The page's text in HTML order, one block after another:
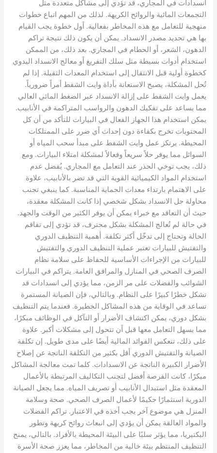
انسدادات في المجاري، قد تؤدي إلى مشاكل متعددة مثل
التجمعات المائية والروائح الكريهة. لذلك من المهم اتباع خطوات
منهجية للتعامل مع هذه المخاطر بفعالية. أول خطوة يجب القيام
بها هي تحديد مصدر الانسداد. يمكن أن يكون ذلك نتيجة تراكم
الدهون، الشعر، أو الحطام في المجاري. بعد ذلك، من الممكن
استخدام أدوات بسيطة مثل سلك التفريغ أو معالج الانسداد اليدوي
كخطوة أولية قبل الانتقال إلى استخدام المعدات الثقيلة. إذا لم
تُحل المشكلة، يصبح الاستعانة بأداة وايت الشفط أمراً ضرورياً.
يعمل وايت الشفط على إزالة الانسداد عبر الضغط المائي العالي
مما يساعد على تفكيك الدهون والرواسب المتراكمة في الأنابيب.
يمكن استخدام هذا الجهاز الفعال في البيارات للتأكد من أن كل
المحتويات تخرج بكفاءة دون إحداث أي ضرر على الممتلكات
المحيطة. يرتكز عمل وايت الشفط على مبدأ سحب المياه أو
السوائل مما يوفر حلاً سريعاً وفعالاً لمشكلة امتلاء البيارات. ومع
ذلك، يجب توخي الحذر عند التعامل مع المجاري. يُفضل عدم
استخدام المواد الكيميائية القوية التي قد تضر بالأنابيب، علاوة
على الاهتمام بارتداء معدات الحماية المناسبة. كما ينبغي تجنب
محاولة حل الانسداد بشكل شخصي إذا كانت المشكلة معقدة،
حيث أن التعاقد مع خبراء يمكن أن يوفر الكثير من الوقت والجهد.
في حالة لم تُعالج المشكلة بشكل محترف، قد تؤدي إلى تفاقم
الحالة وتحتاج إلى تدخّل أكثر تكلفة. أهمية التنظيف الدوري
والتفتيش للبيارات تعتبر عملية التنظيف الدوري والتفتيش
للبيارات من الإجراءات الأساسية للحفاظ على سلامة نظام
الصرف الصحي في المنازل والمرافق العامة. يتراكم في البيارات
الشوائب والفضلات على مر الزمن، مما يؤدي إلى انسدادات قد
تشكل خطرًا كبيرًا على النظام. وبالتالي، فإن الصيانة المستمرة
تساعد في الوقاية من هذه المشاكل الخطيرة. فعندما يتم التنظيف
بشكل دوري، يمكن اكتشاف الأضرار أو التآكل في الوظائف مبكرًا،
مما يسهل التعامل معها قبل أن تتحول إلى مشكلات أكبر. علاوة
على ذلك، تنعكس الفوائد المالية أيضًا على مدى طويل. إن تكلفة
الصيانة والتفتيش الدوري أقل بكثير من التكلفة الناتجة عن إصلاح
الأضرار الكبيرة الناتجة عن الانسدادات. كلما تمت معالجة المشاكل
مبكرًا، كانت الفرصة أفضل لتجنب التكاليف المرتبطة بالأعمال
المعقدة مثل استبدال الأنابيب أو تصريف المياه. مما يجعل الصيانة
الدورية استثمارًا حكيمًا لأعمال الصرف الصحي. صحة وسلامة
المنزل هي موضوع آخر يجب أخذه في الاعتبار. تراكم الفضلات
والمواد العالقة يمكن أن يؤدي إلى انبعاث روائح كريهة وتطور
البكتيريا، مما يؤثر سلبًا على البيئة المحيطة بالأفراد. بالتالي، يمنح
التنظيف المنتظم بيئة خالية من المخاطر، مما يعزز صحة الأسرة